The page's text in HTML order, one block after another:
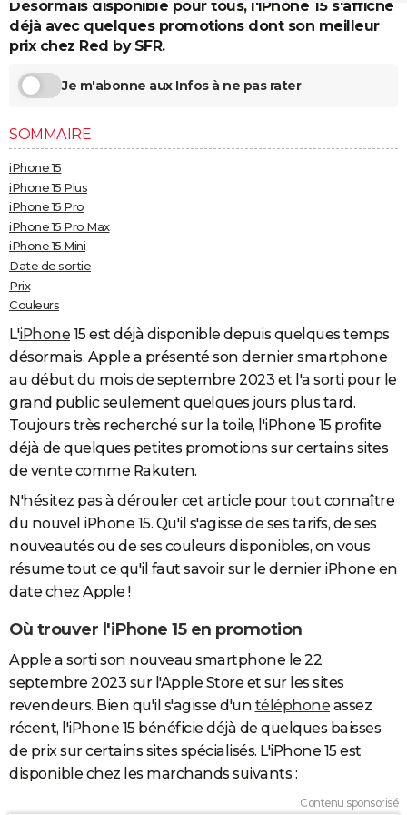
Destinations
City break
Voyage nature
Voyage de noces
Forum
Climat
+
PHOTO
BONS PLANS
CARTE DE VOEUX
Carte de Noël
Carte Bonne année
Carte Saint-Valentin
Carte Pâques
Carte d'anniversaire
DICTIONNAIRE
Dictionnaire
Biographies
Citations
Expressions
Proverbes
PROGRAMME TV
COPAINS D'AVANT
S'inscrire
Se connecter
Lycées
Collèges
Primaires
Universités
Entreprises
Service militaire
Avis de recherche
AVIS DE DÉCÈS
Bricolage
Lifestyle
Culture
Sport
Auto
Television
Voyage
Cinema
Désormais disponible pour tous, l'iPhone 15 s'affiche
déjà avec quelques promotions dont son meilleur
prix chez Red by SFR.
Je m'abonne aux Infos à ne pas rater
SOMMAIRE
iPhone 15
iPhone 15 Plus
iPhone 15 Pro
iPhone 15 Pro Max
iPhone 15 Mini
Date de sortie
Prix
Couleurs
L'iPhone 15 est déjà disponible depuis quelques temps
désormais. Apple a présenté son dernier smartphone
au début du mois de septembre 2023 et l'a sorti pour le
grand public seulement quelques jours plus tard.
Toujours très recherché sur la toile, l'iPhone 15 profite
déjà de quelques petites promotions sur certains sites
de vente comme Rakuten.
N'hésitez pas à dérouler cet article pour tout connaître
du nouvel iPhone 15. Qu'il s'agisse de ses tarifs, de ses
nouveautés ou de ses couleurs disponibles, on vous
résume tout ce qu'il faut savoir sur le dernier iPhone en
date chez Apple !
Où trouver l'iPhone 15 en promotion
Apple a sorti son nouveau smartphone le 22
septembre 2023 sur l'Apple Store et sur les sites
revendeurs. Bien qu'il s'agisse d'un téléphone assez
récent, l'iPhone 15 bénéficie déjà de quelques baisses
de prix sur certains sites spécialisés. L'iPhone 15 est
disponible chez les marchands suivants :
Contenu sponsorisé